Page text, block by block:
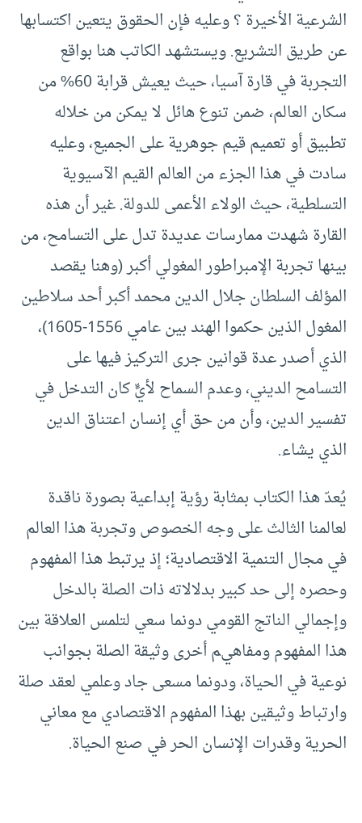
الشرعية الأخيرة ؟ وعليه فإن الحقوق يتعين اكتسابها
عن طريق التشريع. ويستشهد الكاتب هنا بواقع
التجربة في قارة آسيا، حيث يعيش قرابة 60% من
سكان العالم، ضمن تنوع هائل لا يمكن من خلاله
تطبيق أو تعميم قيم جوهرية على الجميع، وعليه
سادت في هذا الجزء من العالم القيم الآسيوية
التسلطية، حيث الولاء الأعمى للدولة. غير أن هذه
القارة شهدت ممارسات عديدة تدل على التسامح، من
بينها تجربة الإمبراطور المغولي أكبر (وهنا يقصد
المؤلف السلطان جلال الدين محمد أكبر أحد سلاطين
المغول الذين حكموا الهند بين عامي 1556-1605)،
الذي أصدر عدة قوانين جرى التركيز فيها على
التسامح الديني، وعدم السماح لأيٍّ كان التدخل في
تفسير الدين، وأن من حق أي إنسان اعتناق الدين
الذي يشاء.
يُعدّ هذا الكتاب بمثابة رؤية إبداعية بصورة ناقدة
لعالمنا الثالث على وجه الخصوص وتجربة هذا العالم
في مجال التنمية الاقتصادية؛ إذ يرتبط هذا المفهوم
وحصره إلى حد كبير بدلالاته ذات الصلة بالدخل
وإجمالي الناتج القومي دونما سعي لتلمس العلاقة بين
هذا المفهوم ومفاهيم أخرى وثيقة الصلة بجوانب
نوعية في الحياة، ودونما مسعى جاد وعلمي لعقد صلة
وارتباط وثيقين بهذا المفهوم الاقتصادي مع معاني
الحرية وقدرات الإنسان الحر في صنع الحياة.